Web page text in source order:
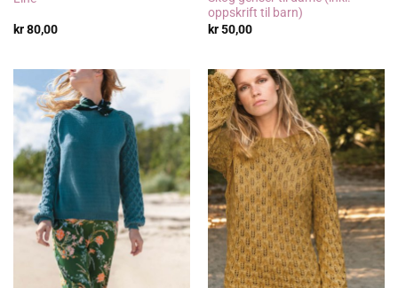
kr80,00
oppskrift til barn)
kr50,00